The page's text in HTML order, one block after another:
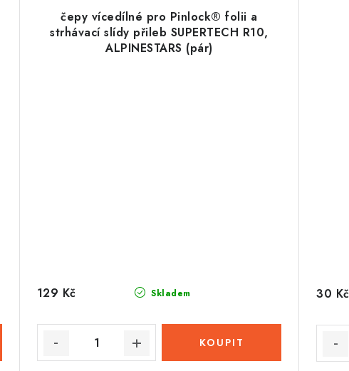
čepy vícedílné pro Pinlock® folii a
strhávací slídy přileb SUPERTECH R10,
ALPINESTARS (pár)
Skladem
129 Kč 30 Kč